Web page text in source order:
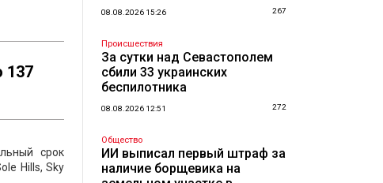
137
срок
Hills, Sky
08.08.2026 15:26 267
Происшествия
За сутки над Севастополем
сбили 33 украинских
беспилотника
08.08.2026 12:51 272
Общество
ИИ выписал первый штраф за
наличие борщевика на